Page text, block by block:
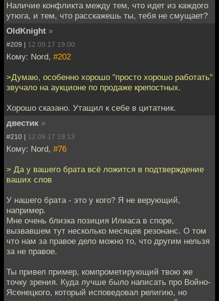
Наличие конфликта между тем, что идет из каждого
утюга, и тем, что расскажешь ты, тебя не смущает?
OldKnight »
#209 | 12.09.17 19:00
Кому: Nord, #202
>Думаю, особенно хорошо "просто хорошо работать"
звучало на аукционе по продаже крепостных.
Хорошо сказано. Утащил к себе в цитатник.
двестик »
#210 | 12.09.17 19:13
Кому: Nord, #76
> Да у вашего брата всё ложится в подтверждение
ваших слов
У нашего брата - это у кого? Я не верующий,
например.
Мне очень близка позиция Илиаса в споре,
вызвавшем тут несколько месяцев резонанс. О том
что нам за правое дело можно то, что другим нельзя
за не правое.
Ты привел пример, компрометирующий твою же
точку зрения. Куда лучше было написать про Войно-
Ясенецкого, который исповедовал религию, но